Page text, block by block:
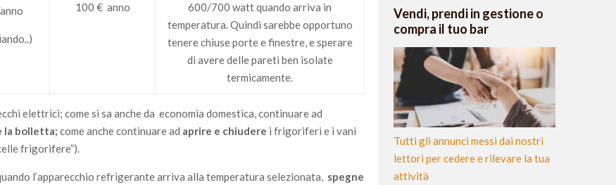
100 € anno
600/700 watt quando arriva in
temperatura. Quindi sarebbe opportuno
tenere chiuse porte e finestre, e sperare
di avere delle pareti ben isolate
termicamente.
elettrici; come si sa anche da economia domestica, continuare ad
la bolletta; come anche continuare ad aprire e chiudere i frigoriferi e i vani
frigorifere”).
l’apparecchio refrigerante arriva alla temperatura selezionata, spegne
Vendi, prendi in gestione o
compra il tuo bar
Tutti gli annunci messi dai nostri
lettori per cedere e rilevare la tua
attività